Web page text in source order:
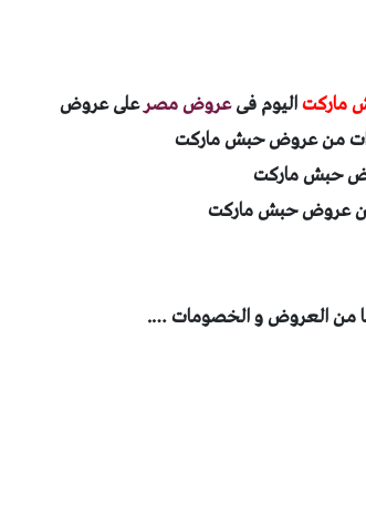
ماركتاليوم فىعروض مصرعلى عروض
من عروض حبش ماركت
حبش ماركت
عروض حبش ماركت
من العروض و الخصومات ….